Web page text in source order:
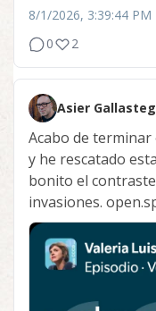
8/1/2026, 3:39:44 PM
0
2
Asier
Acabo de
y he rescatado
bonito el
invasiones.